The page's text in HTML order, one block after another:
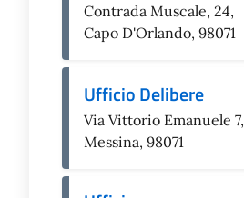
Contrada Muscale, 24,
Capo D'Orlando, 98071
Ufficio Delibere
Via Vittorio Emanuele 7,
Messina, 98071